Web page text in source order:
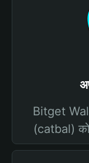
Bitget
(catbal)